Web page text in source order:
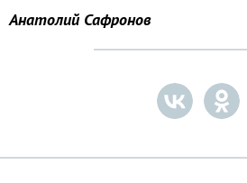
Анатолий Сафронов